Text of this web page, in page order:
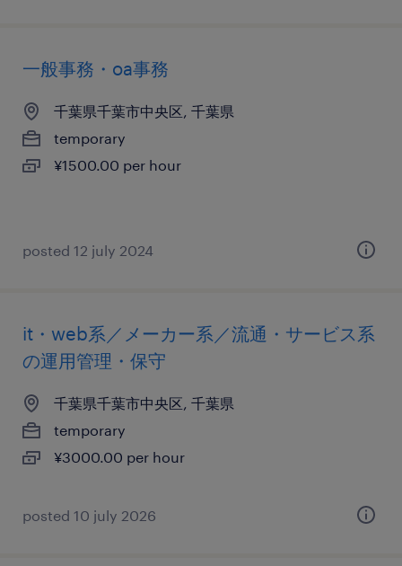
一般事務・oa事務
千葉県千葉市中央区, 千葉県
temporary
¥1500.00 per hour
posted 12 july 2024
it・web系／メーカー系／流通・サービス系
の運用管理・保守
千葉県千葉市中央区, 千葉県
temporary
¥3000.00 per hour
posted 10 july 2026